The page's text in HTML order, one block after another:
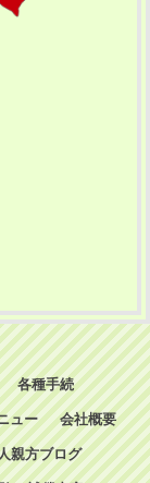
各種手続
ュー 会社概要
親方ブログ